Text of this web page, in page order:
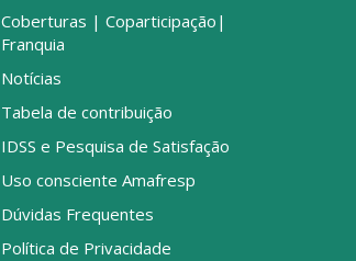
Coberturas | Coparticipação|
Franquia
Notícias
Tabela de contribuição
IDSS e Pesquisa de Satisfação
Uso consciente Amafresp
Dúvidas Frequentes
Política de Privacidade